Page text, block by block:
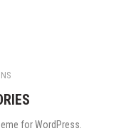
for WordPress.